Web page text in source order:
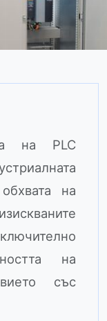
на PLC
на
на
със